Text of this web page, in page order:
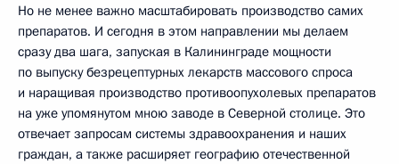
Но не менее важно масштабировать производство самих
препаратов. И сегодня в этом направлении мы делаем
сразу два шага, запуская в Калининграде мощности
по выпуску безрецептурных лекарств массового спроса
и наращивая производство противоопухолевых препаратов
на уже упомянутом мною заводе в Северной столице. Это
отвечает запросам системы здравоохранения и наших
граждан, а также расширяет географию отечественной